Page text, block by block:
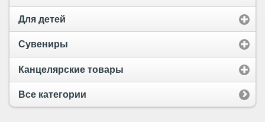
Для детей
Сувениры
Канцелярские товары
Все категории